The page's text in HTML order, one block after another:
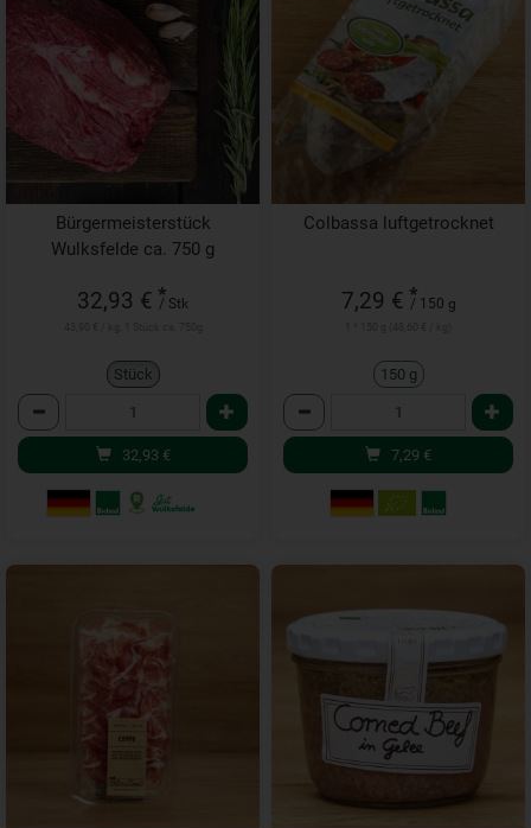
Bürgermeisterstück
Wulksfelde ca. 750 g
32,93 € *
/ Stk
Stück
Anzahl
32,93 €
Colbassa luftgetrocknet
7,29 € *
/ 150 g
150 g
Anzahl
7,29 €